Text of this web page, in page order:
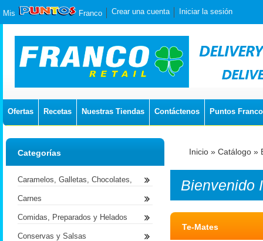
Mis Franco Crear una cuenta Iniciar la sesión
Ofertas Recetas Nuestras Tiendas Contáctenos Puntos Franco
Inicio » Catálogo »
Bienvenido
Te-Mates
Categorías
Caramelos, Galletas, Chocolates,
Carnes
Comidas, Preparados y Helados
Conservas y Salsas